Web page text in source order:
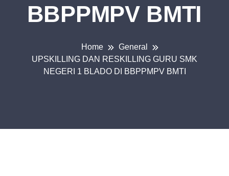
BBPPMPV BMTI
Home
General
UPSKILLING DAN RESKILLING GURU SMK
NEGERI 1 BLADO DI BBPPMPV BMTI